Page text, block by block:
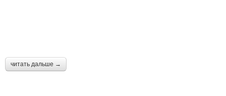
читать дальше →